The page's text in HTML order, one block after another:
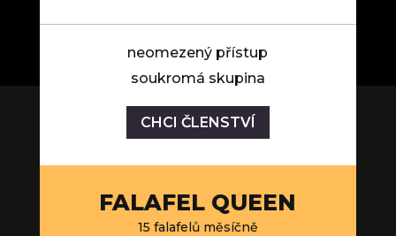
neomezený přístup
soukromá skupina
CHCI ČLENSTVÍ
FALAFEL QUEEN
15 falafelů měsíčně